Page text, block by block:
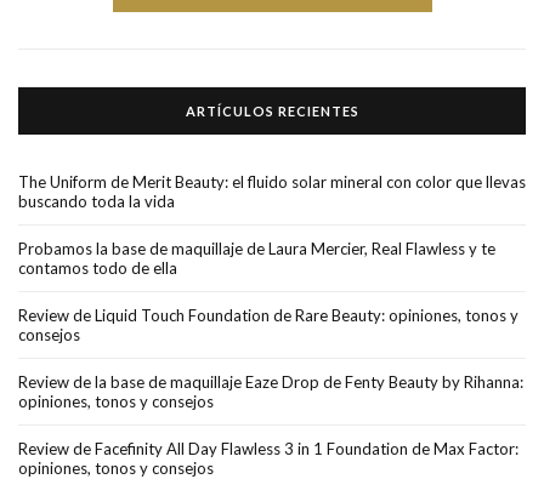
ARTÍCULOS RECIENTES
The Uniform de Merit Beauty: el fluido solar mineral con color que llevas
buscando toda la vida
Probamos la base de maquillaje de Laura Mercier, Real Flawless y te
contamos todo de ella
Review de Liquid Touch Foundation de Rare Beauty: opiniones, tonos y
consejos
Review de la base de maquillaje Eaze Drop de Fenty Beauty by Rihanna:
opiniones, tonos y consejos
Review de Facefinity All Day Flawless 3 in 1 Foundation de Max Factor:
opiniones, tonos y consejos